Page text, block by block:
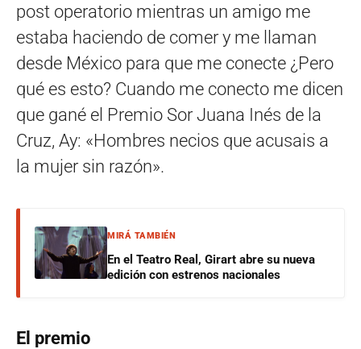
post operatorio mientras un amigo me
estaba haciendo de comer y me llaman
desde México para que me conecte ¿Pero
qué es esto? Cuando me conecto me dicen
que gané el Premio Sor Juana Inés de la
Cruz, Ay: «Hombres necios que acusais a
la mujer sin razón».
MIRÁ TAMBIÉN
En el Teatro Real, Girart abre su nueva
edición con estrenos nacionales
El premio